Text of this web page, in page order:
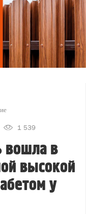
1 539
вошла в
высокой
у